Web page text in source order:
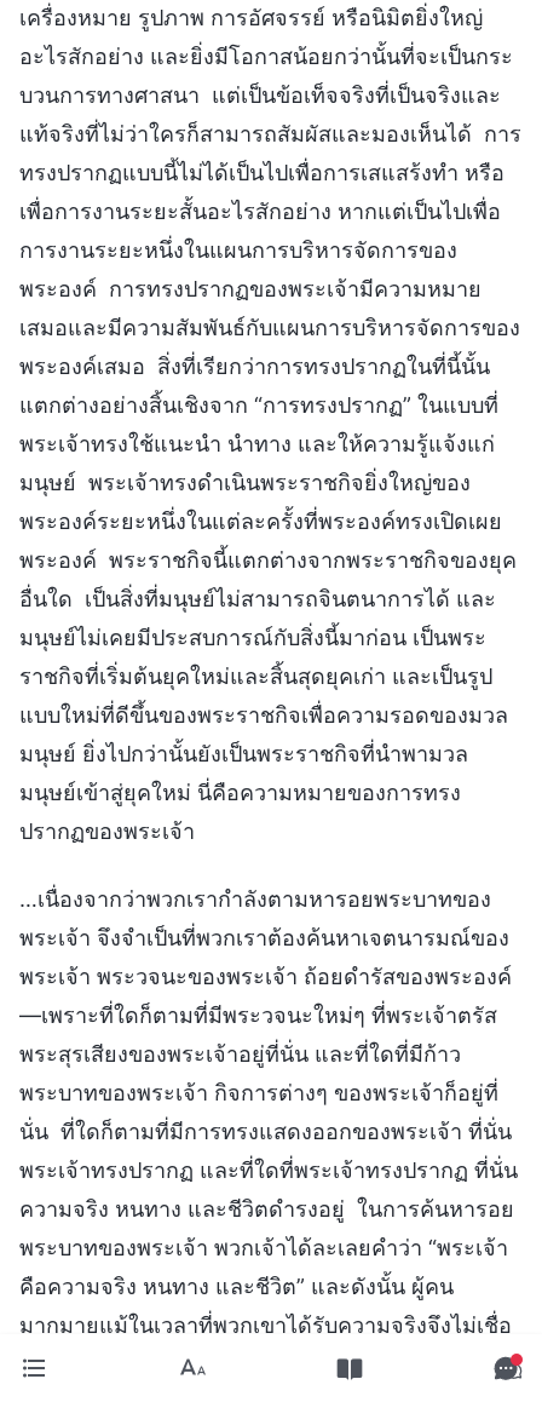
เครื่องหมาย รูปภาพ การอัศจรรย์ หรือนิมิตยิ่งใหญ่
อะไรสักอย่าง และยิ่งมีโอกาสน้อยกว่านั้นที่จะเป็นกระ
บวนการทางศาสนา แต่เป็นข้อเท็จจริงที่เป็นจริงและ
แท้จริงที่ไม่ว่าใครก็สามารถสัมผัสและมองเห็นได้ การ
ทรงปรากฏแบบนี้ไม่ได้เป็นไปเพื่อการเสแสร้งทำ หรือ
เพื่อการงานระยะสั้นอะไรสักอย่าง หากแต่เป็นไปเพื่อ
การงานระยะหนึ่งในแผนการบริหารจัดการของ
พระองค์ การทรงปรากฏของพระเจ้ามีความหมาย
เสมอและมีความสัมพันธ์กับแผนการบริหารจัดการของ
พระองค์เสมอ สิ่งที่เรียกว่าการทรงปรากฏในที่นี้นั้น
แตกต่างอย่างสิ้นเชิงจาก “การทรงปรากฏ” ในแบบที่
พระเจ้าทรงใช้แนะนำ นำทาง และให้ความรู้แจ้งแก่
มนุษย์ พระเจ้าทรงดำเนินพระราชกิจยิ่งใหญ่ของ
พระองค์ระยะหนึ่งในแต่ละครั้งที่พระองค์ทรงเปิดเผย
พระองค์ พระราชกิจนี้แตกต่างจากพระราชกิจของยุค
อื่นใด เป็นสิ่งที่มนุษย์ไม่สามารถจินตนาการได้ และ
มนุษย์ไม่เคยมีประสบการณ์กับสิ่งนี้มาก่อน เป็นพระ
ราชกิจที่เริ่มต้นยุคใหม่และสิ้นสุดยุคเก่า และเป็นรูป
แบบใหม่ที่ดีขึ้นของพระราชกิจเพื่อความรอดของมวล
มนุษย์ ยิ่งไปกว่านั้นยังเป็นพระราชกิจที่นำพามวล
มนุษย์เข้าสู่ยุคใหม่ นี่คือความหมายของการทรง
ปรากฏของพระเจ้า
…เนื่องจากว่าพวกเรากำลังตามหารอยพระบาทของ
พระเจ้า จึงจำเป็นที่พวกเราต้องค้นหาเจตนารมณ์ของ
พระเจ้า พระวจนะของพระเจ้า ถ้อยดำรัสของพระองค์
—เพราะที่ใดก็ตามที่มีพระวจนะใหม่ๆ ที่พระเจ้าตรัส
พระสุรเสียงของพระเจ้าอยู่ที่นั่น และที่ใดที่มีก้าว
พระบาทของพระเจ้า กิจการต่างๆ ของพระเจ้าก็อยู่ที่
นั่น ที่ใดก็ตามที่มีการทรงแสดงออกของพระเจ้า ที่นั่น
พระเจ้าทรงปรากฏ และที่ใดที่พระเจ้าทรงปรากฏ ที่นั่น
ความจริง หนทาง และชีวิตดำรงอยู่ ในการค้นหารอย
พระบาทของพระเจ้า พวกเจ้าได้ละเลยคำว่า “พระเจ้า
คือความจริง หนทาง และชีวิต” และดังนั้น ผู้คน
มากมายแม้ในเวลาที่พวกเขาได้รับความจริงจึงไม่เชื่อ
ว่าพวกเขาได้พบรอยพระบาทของพระเจ้าแล้ว และ